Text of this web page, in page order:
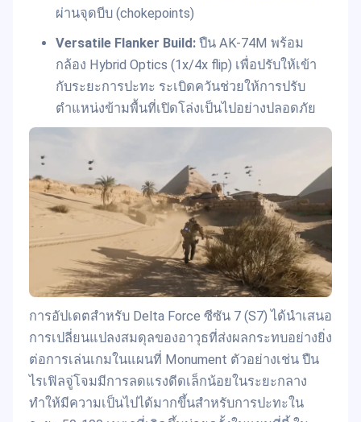
ผ่านจุดบีบ (chokepoints)
Versatile Flanker Build:ปืน AK-74M พร้อม
กล้อง Hybrid Optics (1x/4x flip) เพื่อปรับให้เข้า
กับระยะการปะทะ ระเบิดควันช่วยให้การปรับ
ตำแหน่งข้ามพื้นที่เปิดโล่งเป็นไปอย่างปลอดภัย
การอัปเดตสำหรับ Delta Force ซีซัน 7 (S7) ได้นำเสนอ
การเปลี่ยนแปลงสมดุลของอาวุธที่ส่งผลกระทบอย่างยิ่ง
ต่อการเล่นเกมในแผนที่ Monument ตัวอย่างเช่น ปืน
ไรเฟิลจู่โจมมีการลดแรงดีดเล็กน้อยในระยะกลาง
ทำให้มีความเป็นไปได้มากขึ้นสำหรับการปะทะใน